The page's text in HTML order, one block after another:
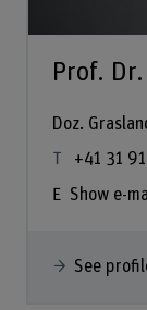
Prof.
Doz.
+41 31
Show e-
See